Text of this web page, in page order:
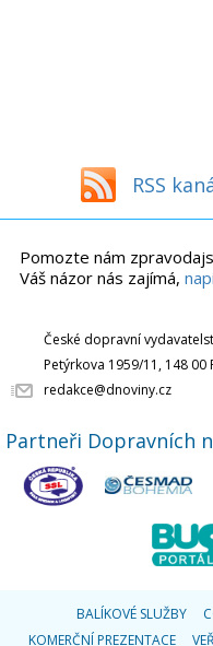
RSS
Pomozte nám
Váš názor nás zajímá,
České dopravní
Petýrkova 1959/11, 148 00
redakce@dnoviny.cz
Partneři Dopravních
BALÍKOVÉ SLUŽBY
KOMERČNÍ PREZENTACE